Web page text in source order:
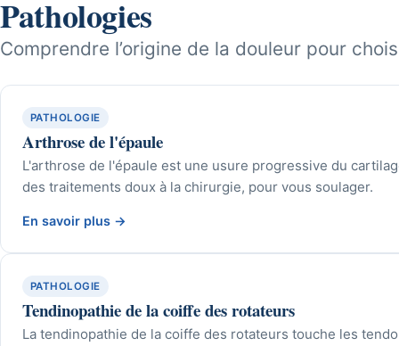
Pathologies
Comprendre l’origine de la douleur pour
PATHOLOGIE
Arthrose de l'épaule
L'arthrose de l'épaule est une usure progressive du
des traitements doux à la chirurgie, pour vous soulager.
En savoir plus →
PATHOLOGIE
Tendinopathie de la coiffe des rotateurs
La tendinopathie de la coiffe des rotateurs touche les